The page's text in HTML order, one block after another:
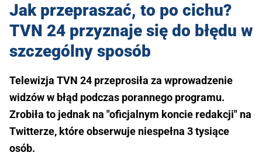
Jak przepraszać, to po cichu?
TVN 24 przyznaje się do błędu w
szczególny sposób
Telewizja TVN 24 przeprosiła za wprowadzenie
widzów w błąd podczas porannego programu.
Zrobiła to jednak na "oficjalnym koncie redakcji" na
Twitterze, które obserwuje niespełna 3 tysiące
osób.